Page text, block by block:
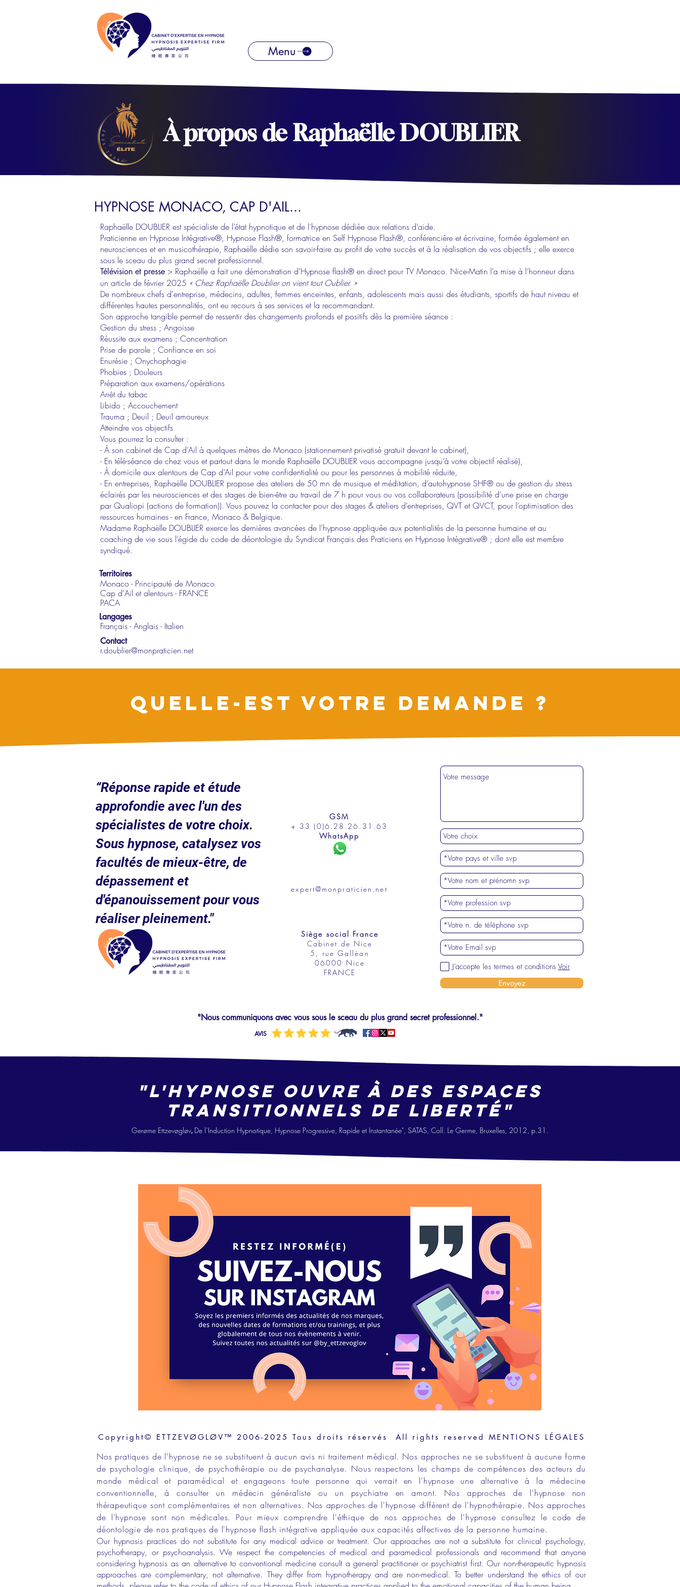
Menu
​À proposde Raphaëlle DOUBLIER
HYPNOSE MONACO, CAP D'AIL...
Raphaëlle DOUBLIER est spécialiste de l’état hypnotique et de l’hypnose dédiée aux relations d’aide.
Praticienne en Hypnose Intégrative®, Hypnose Flash®, formatrice en Self Hypnose Flash®, conférencière et écrivaine, formée également en
neurosciences et en musicothérapie, Raphaëlle dédie son savoir-faire au profit de votre succès et à la réalisation de vos objectifs ; elle exerce
sous le sceau du plus grand secret professionnel.
Télévision et presse > Raphaëlle a fait une démonstration d’Hypnose flash® en direct pour TV Monaco. Nice-Matin l’a mise à l’honneur dans
un article de février 2025 « Chez Raphaëlle Doublier on vient tout Oublier. »
De nombreux chefs d'entreprise, médecins, adultes, femmes enceintes, enfants, adolescents mais aussi des étudiants, sportifs de haut niveau et
différentes hautes personnalités, ont eu recours à ses services et la recommandant.
Son approche tangible permet de ressentir des changements profonds et positifs dès la première séance :
Gestion du stress ; Angoisse
Réussite aux examens ; Concentration
Prise de parole ; Confiance en soi
Enurésie ; Onychophagie
Phobies ; Douleurs
Préparation aux examens/opérations
Arrêt du tabac
Libido ; Accouchement
Trauma ; Deuil ; Deuil amoureux
Atteindre vos objectifs
Vous pourrez la consulter :
- À son cabinet de Cap d’Ail à quelques mètres de Monaco (stationnement privatisé gratuit devant le cabinet),
- En télé-séance de chez vous et partout dans le monde Raphaëlle DOUBLIER vous accompagne jusqu’à votre objectif réalisé),
- À domicile aux alentours de Cap d’Ail pour votre confidentialité ou pour les personnes à mobilité réduite,
- En entreprises, Raphaëlle DOUBLIER propose des ateliers de 50 mn de musique et méditation, d’autohypnose SHF® ou de gestion du stress
éclairés par les neurosciences et des stages de bien-être au travail de 7 h pour vous ou vos collaborateurs (possibilité d’une prise en charge
par Qualiopi (actions de formation)). Vous pouvez la contacter pour des stages & ateliers d’entreprises, QVT et QVCT, pour l’optimisation des
ressources humaines - en France, Monaco & Belgique.
Madame Raphaëlle DOUBLIER exerce les dernières avancées de l’hypnose appliquée aux potentialités de la personne humaine et au
coaching de vie sous l’égide du code de déontologie du Syndicat Français des Praticiens en Hypnose Intégrative® ; dont elle est membre
syndiqué.
Territoires
Monaco - Principauté de Monaco
Cap d'Ail et alentours - FRANCE
PACA
Langages
Français - Anglais - Italien
Contact
r.doublier@monpraticien.net
QUELLE-EST VOTRE DEMANDE ?
“Réponse rapide et étude
approfondie avec l'un des
spécialistes de votre choix.
Sous hypnose, catalysez vos
facultés de mieux-être, de
dépassement et
d'épanouissement pour vous
réaliser pleinement."
GSM
+ 33 (0)6.28.26.31.63
WhatsApp
expert@monpraticien.net
Siège social France
Cabinet de Nice
5, rue Galléan
06000 Nice
FRANCE
J’accepte les termes et conditions Voir
Envoyez
"Nous communiquons avec vous sous le sceau du plus grand secret professionnel."
AVIS
"L'hypnose ouvre à des espaces
transitionnels de liberté"
Gerøme Ettzevøgløv, De l’Induction Hypnotique, Hypnose Progressive, Rapide et Instantanée", SATAS, Coll. Le Germe, Bruxelles, 2012, p.31.
Copyright© ETTZEVØGLØV™ 2006-2025 Tous droits réservés All rights reserved MENTIONS LÉGALES
Nos pratiques de l'hypnose ne se substituent à aucun avis ni traitement médical. Nos approches ne se substituent à aucune forme
de psychologie clinique, de psychothérapie ou de psychanalyse. Nous respectons les champs de compétences des acteurs du
monde médical et paramédical et engageons toute personne qui verrait en l'hypnose une alternative à la médecine
conventionnelle, à consulter un médecin généraliste ou un psychiatre en amont. Nos approches de l'hypnose non
thérapeutique sontcomplémentaires et non alternatives. Nos approches de l'hypnose diffèrent de l'hypnothérapie. Nos approches
de l'hypnose sont non médicales. Pour mieux comprendre l'éthique de nos approches de l'hypnose consultez le code de
déontologie de nos pratiques de l'hypnose flash intégrative appliquée auxcapacités affectives de la personne humaine.
Our hypnosis practices do not substitute for any medical advice or treatment. Our approaches are not a substitute for clinical psychology,
psychotherapy, or psychoanalysis. We respect the competencies of medical and paramedical professionals and recommend that anyone
considering hypnosis as an alternative to conventional medicine consult a general practitioner or psychiatrist first. Our non-therapeutic hypnosis
approaches are complementary, not alternative. They differ from hypnotherapy and are non-medical. To better understand the ethics of our